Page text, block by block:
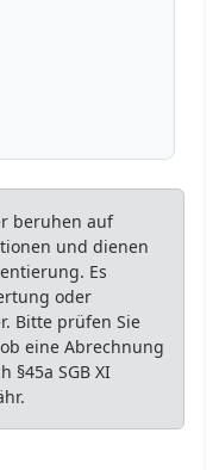
beruhen auf
und dienen
Es
oder
Bitte prüfen Sie
eine Abrechnung
§45a SGB XI